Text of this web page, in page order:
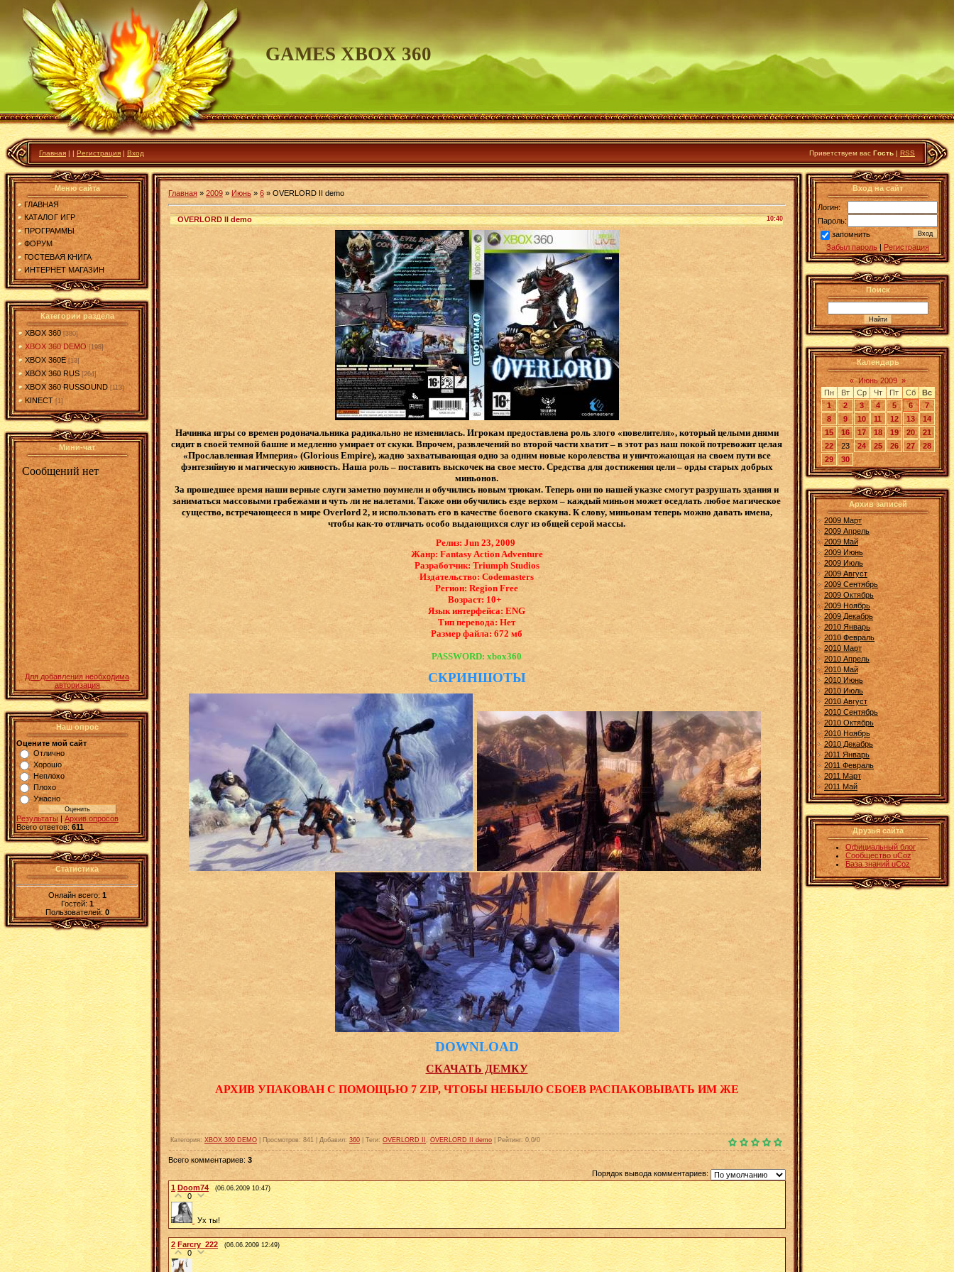
GAMES XBOX 360
Главная | | Регистрация | Вход Приветствуем вас Гость | RSS
Меню сайта
ГЛАВНАЯ
КАТАЛОГ ИГР
ПРОГРАММЫ
ФОРУМ
ГОСТЕВАЯ КНИГА
ИНТЕРНЕТ МАГАЗИН
Категории раздела
XBOX 360 [380]
XBOX 360 DEMO [198]
XBOX 360E [13]
XBOX 360 RUS [264]
XBOX 360 RUSSOUND [113]
KINECT [1]
Мини-чат
Для добавления необходима
авторизация
Наш опрос
Оцените мой сайт
Отлично
Хорошо
Неплохо
Плохо
Ужасно
Результаты | Архив опросов
Всего ответов: 611
Статистика
Онлайн всего:1
Гостей:1
Пользователей: 0
Главная » 2009 » Июнь » 6 » OVERLORD II demo
10:40
OVERLORD II demo
Начинка игры со времен родоначальника радикально не изменилась. Игрокам предоставлена роль злого «повелителя», который целыми днями
сидит в своей темной башне и медленно умирает от скуки. Впрочем, развлечений во второй части хватит – в этот раз наш покой потревожит целая
«Прославленная Империя» (Glorious Empire), жадно захватывающая одно за одним новые королевства и уничтожающая на своем пути все
фэнтезийную и магическую живность. Наша роль – поставить выскочек на свое место. Средства для достижения цели – орды старых добрых
миньонов.
За прошедшее время наши верные слуги заметно поумнели и обучились новым трюкам. Теперь они по нашей указке смогут разрушать здания и
заниматься массовыми грабежами и чуть ли не налетами. Также они обучились езде верхом – каждый миньон может оседлать любое магическое
существо, встречающееся в мире Overlord 2, и использовать его в качестве боевого скакуна. К слову, миньонам теперь можно давать имена,
чтобы как-то отличать особо выдающихся слуг из общей серой массы.
Релиз: Jun 23, 2009
Жанр: Fantasy Action Adventure
Разработчик: Triumph Studios
Издательство: Codemasters
Регион: Region Free
Возраст: 10+
Язык интерфейса: ​ENG
Тип перевода: Нет
Размер файла: 672 мб
PASSWORD: xbox360
СКРИНШОТЫ
DOWNLOAD
СКАЧАТЬ ДЕМКУ
АРХИВ УПАКОВАН С ПОМОЩЬЮ 7 ZIP, ЧТОБЫ НЕБЫЛО СБОЕВ РАСПАКОВЫВАТЬ ИМ ЖЕ
Категория: XBOX 360 DEMO Просмотров: 841 Добавил: 360 Теги: OVERLORD II OVERLORD II demo Рейтинг: 0.0/0
Всего комментариев: 3
Порядок вывода комментариев:
1 Doom74 (06.06.2009 10:47)
0
Ух ты!
2 Farcry_222 (06.06.2009 12:49)
0
Вход на сайт
Логин:
Пароль:
запомнить
Забыл пароль | Регистрация
Поиск
Календарь
« Июнь 2009 »
Пн
Вт Ср Чт Пт Сб
Вс
1
2 3 4 5 6
7
8
9 10 11 12 13
14
15
16 17 18 19 20
21
22
23 24 25 26 27
28
29
30
Архив записей
2009 Март
2009 Апрель
2009 Май
2009 Июнь
2009 Июль
2009 Август
2009 Сентябрь
2009 Октябрь
2009 Ноябрь
2009 Декабрь
2010 Январь
2010 Февраль
2010 Март
2010 Апрель
2010 Май
2010 Июнь
2010 Июль
2010 Август
2010 Сентябрь
2010 Октябрь
2010 Ноябрь
2010 Декабрь
2011 Январь
2011 Февраль
2011 Март
2011 Май
Друзья сайта
Официальный блог
Сообщество uCoz
База знаний uCoz